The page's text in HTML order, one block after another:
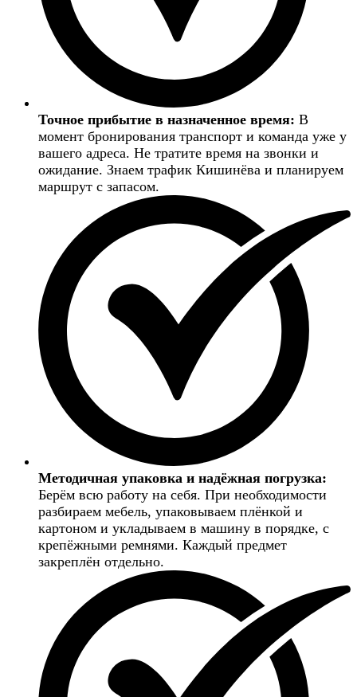
Точное прибытие в назначенное время: В
момент бронирования транспорт и команда уже у
вашего адреса. Не тратите время на звонки и
ожидание. Знаем трафик Кишинёва и планируем
маршрут с запасом.
Методичная упаковка и надёжная погрузка:
Берём всю работу на себя. При необходимости
разбираем мебель, упаковываем плёнкой и
картоном и укладываем в машину в порядке, с
крепёжными ремнями. Каждый предмет
закреплён отдельно.